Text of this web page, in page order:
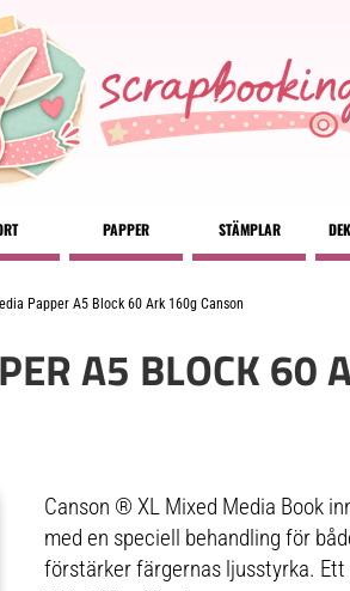
PAPPER STÄMPLAR
Papper A5 Block 60 Ark 160g Canson
A5 BLOCK 60
Canson ® XL Mixed Media Book
med en speciell behandling för
förstärker färgernas ljusstyrka.